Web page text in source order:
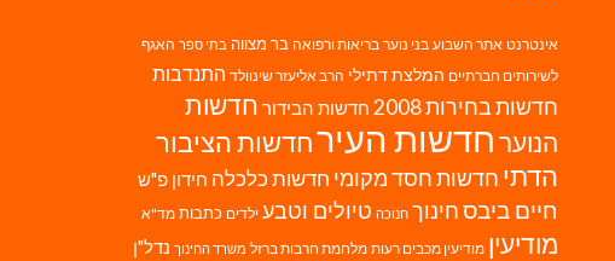
אינטרנט אתר השבוע בני נוער בריאות ורפואה בר מצווה בתי ספר האגף
לשירותים חברתיים המלצת דתילי הרב אליעזר שינוולד התנדבות
חדשות בחירות 2008 חדשות הבידור חדשות
הנוערחדשות העירחדשות הציבור
הדתי חדשות חסד מקומי חדשות כלכלה חידון פ"ש
חיים ביבסחינוך חנוכה טיולים וטבע ילדים כתבות מד"א
מודיעין מודיעין מכבים רעות מלחמת חרבות ברזל משרד החינוך נדל"ן